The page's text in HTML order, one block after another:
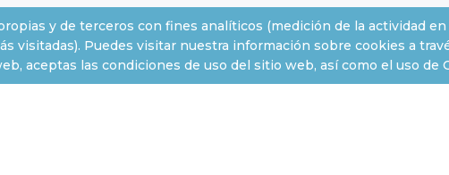
y de terceros con fines analíticos (medición de la actividad
visitadas). Puedes visitar nuestra información sobre cookies a
aceptas las condiciones de uso del sitio web, así como el uso de
ATENCIÓN AL CLIENTE
Contacto
EXTRAS
Marcas